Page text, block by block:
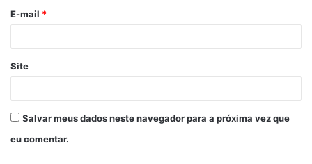
*
E-mail *
Site
Salvar meus dados neste navegador para a próxima vez que
eu comentar.